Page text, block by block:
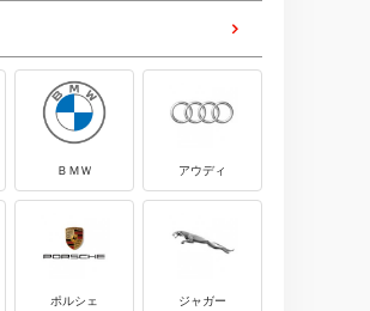
ＢＭＷ アウディ
ポルシェ ジャガー